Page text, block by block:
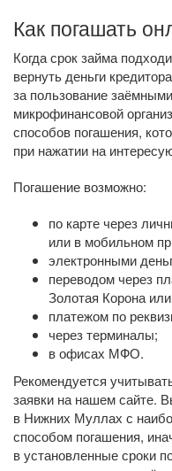
Как погашать
Когда срок займа
вернуть деньги
за пользование
микрофинансовой
способов погашения,
при нажатии на
Погашение возможно:
по карте через
или в мобильном
электронными
переводом через
Золотая Корона
платежом по
через терминалы;
в офисах МФО.
Рекомендуется
заявки на нашем сайте.
в Нижних Муллах с
способом погашения,
в установленные сроки